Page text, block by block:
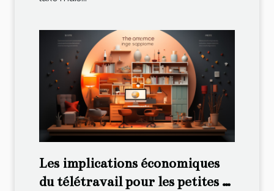
Les implications économiques
du télétravail pour les petites et